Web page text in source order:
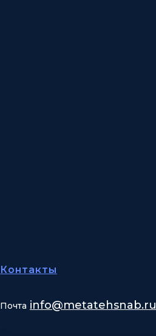
Контакты
Почта info@metatehsnab.ru